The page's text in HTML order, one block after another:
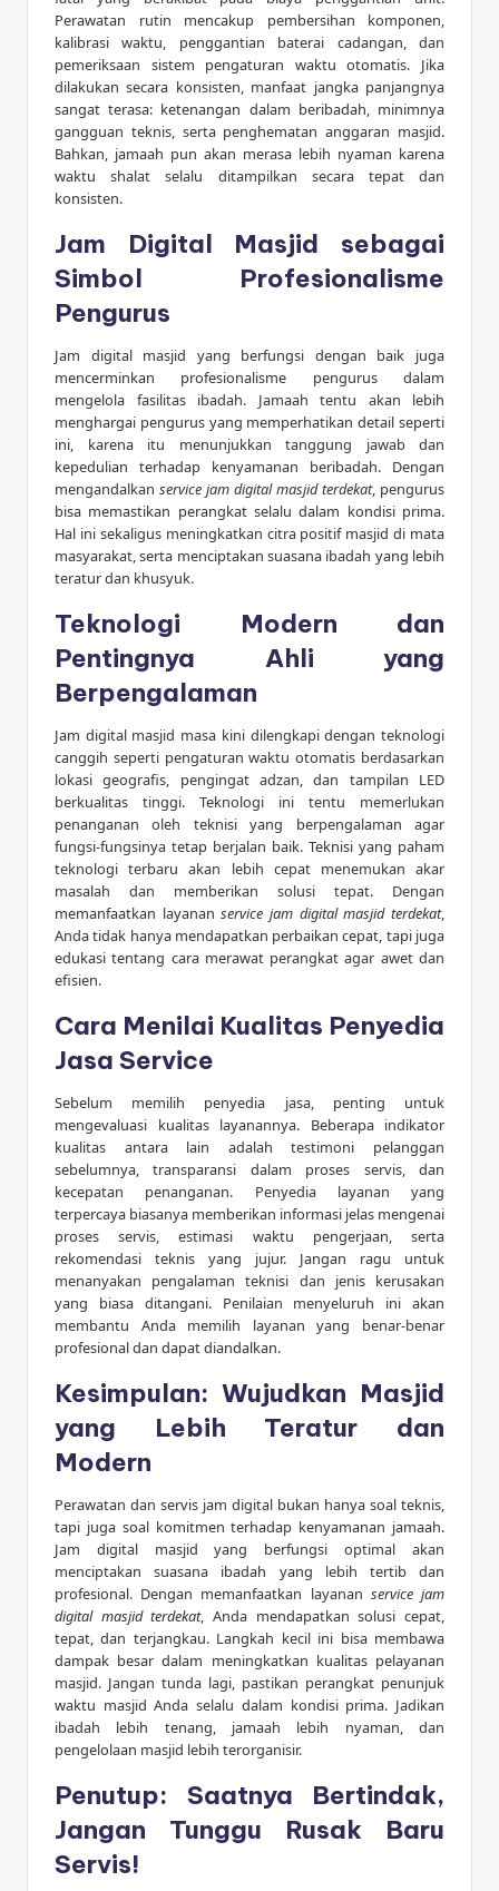
Perawatan rutin mencakup pembersihan komponen,
kalibrasi waktu, penggantian baterai cadangan, dan
pemeriksaan sistem pengaturan waktu otomatis. Jika
dilakukan secara konsisten, manfaat jangka panjangnya
sangat terasa: ketenangan dalam beribadah, minimnya
gangguan teknis, serta penghematan anggaran masjid.
Bahkan, jamaah pun akan merasa lebih nyaman karena
waktu shalat selalu ditampilkan secara tepat dan
konsisten.
Jam Digital Masjid sebagai
Simbol Profesionalisme
Pengurus
Jam digital masjid yang berfungsi dengan baik juga
mencerminkan profesionalisme pengurus dalam
mengelola fasilitas ibadah. Jamaah tentu akan lebih
menghargai pengurus yang memperhatikan detail seperti
ini, karena itu menunjukkan tanggung jawab dan
kepedulian terhadap kenyamanan beribadah. Dengan
mengandalkan service jam digital masjid terdekat, pengurus
bisa memastikan perangkat selalu dalam kondisi prima.
Hal ini sekaligus meningkatkan citra positif masjid di mata
masyarakat, serta menciptakan suasana ibadah yang lebih
teratur dan khusyuk.
Teknologi Modern dan
Pentingnya Ahli yang
Berpengalaman
Jam digital masjid masa kini dilengkapi dengan teknologi
canggih seperti pengaturan waktu otomatis berdasarkan
lokasi geografis, pengingat adzan, dan tampilan LED
berkualitas tinggi. Teknologi ini tentu memerlukan
penanganan oleh teknisi yang berpengalaman agar
fungsi-fungsinya tetap berjalan baik. Teknisi yang paham
teknologi terbaru akan lebih cepat menemukan akar
masalah dan memberikan solusi tepat. Dengan
memanfaatkan layananservice jam digital masjid terdekat,
Anda tidak hanya mendapatkan perbaikan cepat, tapi juga
edukasi tentang cara merawat perangkat agar awet dan
efisien.
Cara Menilai Kualitas Penyedia
Jasa Service
Sebelum memilih penyedia jasa, penting untuk
mengevaluasi kualitas layanannya. Beberapa indikator
kualitas antara lain adalah testimoni pelanggan
sebelumnya, transparansi dalam proses servis, dan
kecepatan penanganan. Penyedia layanan yang
terpercaya biasanya memberikan informasi jelas mengenai
proses servis, estimasi waktu pengerjaan, serta
rekomendasi teknis yang jujur. Jangan ragu untuk
menanyakan pengalaman teknisi dan jenis kerusakan
yang biasa ditangani. Penilaian menyeluruh ini akan
membantu Anda memilih layanan yang benar-benar
profesional dan dapat diandalkan.
Kesimpulan: Wujudkan Masjid
yang Lebih Teratur dan
Modern
Perawatan dan servis jam digital bukan hanya soal teknis,
tapi juga soal komitmen terhadap kenyamanan jamaah.
Jam digital masjid yang berfungsi optimal akan
menciptakan suasana ibadah yang lebih tertib dan
profesional. Dengan memanfaatkan layanan service jam
digital masjid terdekat, Anda mendapatkan solusi cepat,
tepat, dan terjangkau. Langkah kecil ini bisa membawa
dampak besar dalam meningkatkan kualitas pelayanan
masjid. Jangan tunda lagi, pastikan perangkat penunjuk
waktu masjid Anda selalu dalam kondisi prima. Jadikan
ibadah lebih tenang, jamaah lebih nyaman, dan
pengelolaan masjid lebih terorganisir.
Penutup: Saatnya Bertindak,
Jangan Tunggu Rusak Baru
Servis!